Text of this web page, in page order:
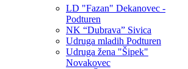
LD "Fazan" Dekanovec -
Podturen
NK “Dubrava” Sivica
Udruga mladih Podturen
Udruga žena "Šipek"
Novakovec